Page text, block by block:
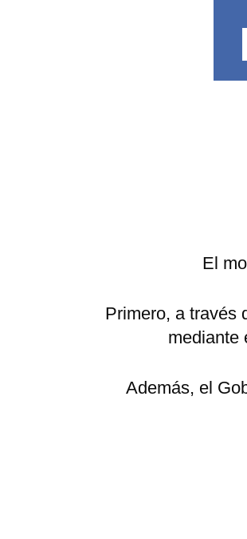
El
Primero, a través
mediante
Además, el